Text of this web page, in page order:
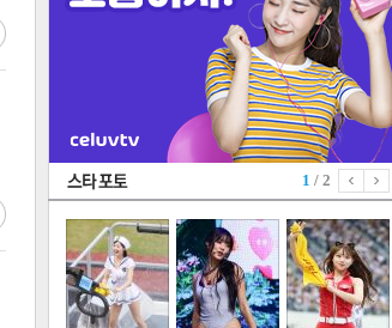
1 / 2